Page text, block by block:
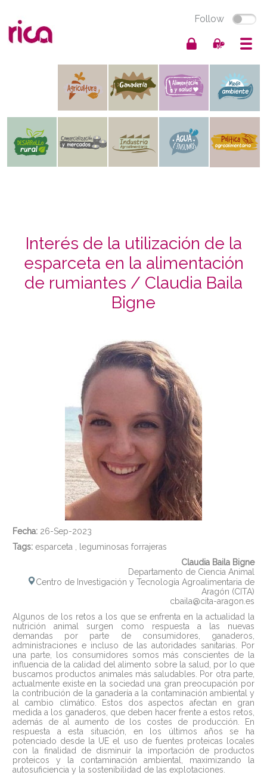
Follow
Interés de la utilización de la
esparceta en la alimentación
de rumiantes / Claudia Baila
Bigne
Fecha: 26-Sep-2023
Tags: esparceta
leguminosas forrajeras
Claudia Baila Bigne
Departamento de Ciencia Animal
Centro de Investigación y Tecnología Agroalimentaria de
Aragón (CITA)
cbaila@cita-aragon.es
Algunos de los retos a los que se enfrenta en la actualidad la
nutrición animal surgen como respuesta a las nuevas
demandas por parte de consumidores, ganaderos,
administraciones e incluso de las autoridades sanitarias. Por
una parte, los consumidores somos más conscientes de la
influencia de la calidad del alimento sobre la salud, por lo que
buscamos productos animales más saludables. Por otra parte,
actualmente existe en la sociedad una gran preocupación por
la contribución de la ganadería a la contaminación ambiental y
al cambio climático. Estos dos aspectos afectan en gran
medida a los ganaderos, que deben hacer frente a estos retos,
además de al aumento de los costes de producción. En
respuesta a esta situación, en los últimos años se ha
potenciado desde la UE el uso de fuentes proteicas locales
con la finalidad de disminuir la importación de productos
proteicos y la contaminación ambiental, maximizando la
autosuficiencia y la sostenibilidad de las explotaciones.